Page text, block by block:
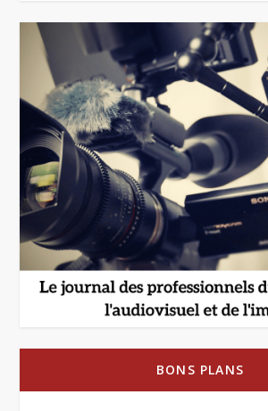
BONS PLANS